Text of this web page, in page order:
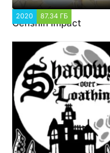
2020 87.34 ГБ
Genshin Impact